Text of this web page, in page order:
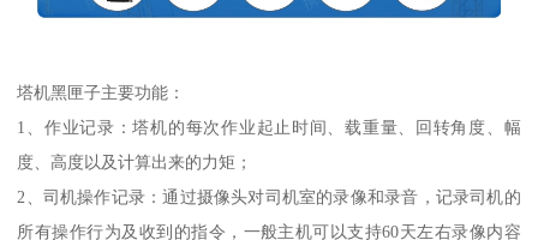
塔机黑匣子主要功能：
1、作业记录：塔机的每次作业起止时间、载重量、回转角度、幅
度、高度以及计算出来的力矩；
2、司机操作记录：通过摄像头对司机室的录像和录音，记录司机的
所有操作行为及收到的指令，一般主机可以支持60天左右录像内容